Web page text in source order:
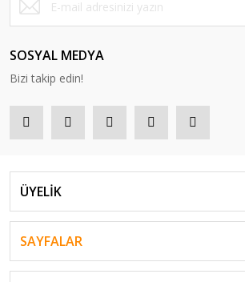
SOSYAL MEDYA
Bizi takip edin!
ÜYELİK
SAYFALAR